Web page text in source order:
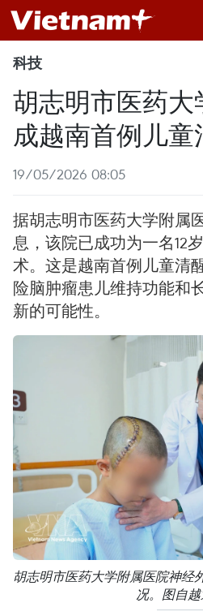
科技
胡志明市医药
成越南首例儿
19/05/2026 08:05
据胡志明市医药大学附属
息，该院已成功为一名12
术。这是越南首例儿童清
险脑肿瘤患儿维持功能和
新的可能性。
胡志明市医药大学附属医院神经
况。图自